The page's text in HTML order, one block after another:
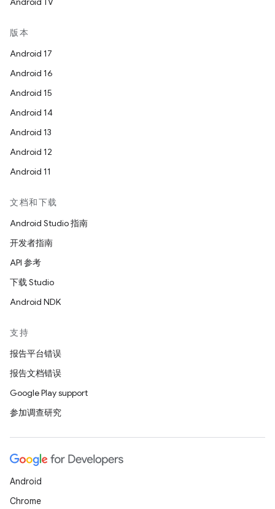
版本
Android 17
Android 16
Android 15
Android 14
Android 13
Android 12
Android 11
文档和下载
Android Studio 指南
开发者指南
API 参考
下载 Studio
Android NDK
支持
报告平台错误
报告文档错误
Google Play support
参加调查研究
Android
Chrome